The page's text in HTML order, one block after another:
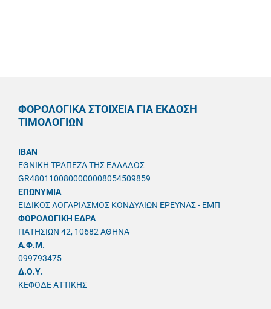
ΦΟΡΟΛΟΓΙΚΑ ΣΤΟΙΧΕΙΑ ΓΙΑ ΕΚΔΟΣΗ
ΤΙΜΟΛΟΓΙΩΝ
IBAN
ΕΘΝΙΚΗ ΤΡΑΠΕΖΑ ΤΗΣ ΕΛΛΑΔΟΣ
GR4801100800000008054509859
ΕΠΩΝΥΜΙΑ
ΕΙΔΙΚΟΣ ΛΟΓΑΡΙΑΣΜΟΣ ΚΟΝΔΥΛΙΩΝ ΕΡΕΥΝΑΣ - ΕΜΠ
ΦΟΡΟΛΟΓΙΚΗ ΕΔΡΑ
ΠΑΤΗΣΙΩΝ 42, 10682 ΑΘΗΝΑ
A.Φ.Μ.
099793475
Δ.Ο.Υ.
ΚΕΦΟΔΕ ΑΤΤΙΚΗΣ